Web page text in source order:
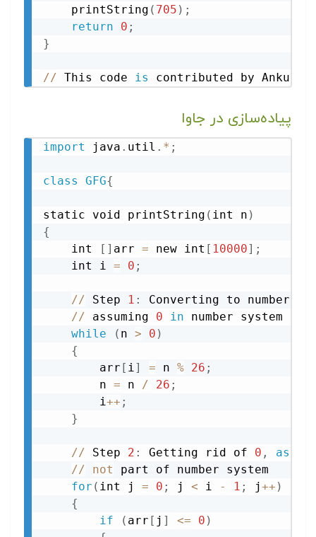
    printString
( 705 ) ;
return
0 ;
}
// This code is contributed by Ankur
پیاده‌سازی در جاوا
import java . util . * ;
class GFG{
static void printString ( int n )
{
    int
[ ] arr = new int [ 10000] ;
    int i
= 0 ;
// Step 1 :
Converting to number
// assuming 0 in number system
while
( n > 0 )
{
        arr
[ i] = n % 26 ;
        n
= n / 26 ;
        i
++ ;
}
// Step 2 : Getting rid of 0 , as
//
not
part of number system
for ( int j = 0 ; j < i - 1 ; j++ )
{
if
( arr [ j ] <= 0 )